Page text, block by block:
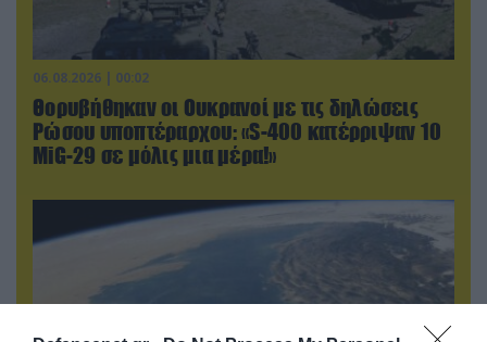
06.08.2026 | 00:02
Θορυβήθηκαν οι Ουκρανοί με τις δηλώσεις
Ρώσου υποπτέραρχου: «S-400 κατέρριψαν 10
MiG-29 σε μόλις μια μέρα!»